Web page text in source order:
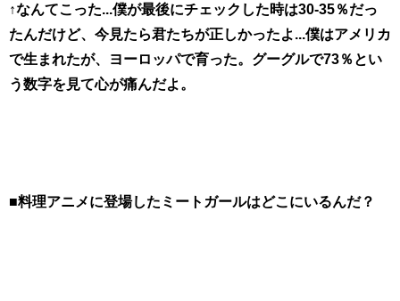
↑なんてこった...僕が最後にチェックした時は30-35％だっ
たんだけど、今見たら君たちが正しかったよ...僕はアメリカ
で生まれたが、ヨーロッパで育った。グーグルで73％とい
う数字を見て心が痛んだよ。
■料理アニメに登場したミートガールはどこにいるんだ？